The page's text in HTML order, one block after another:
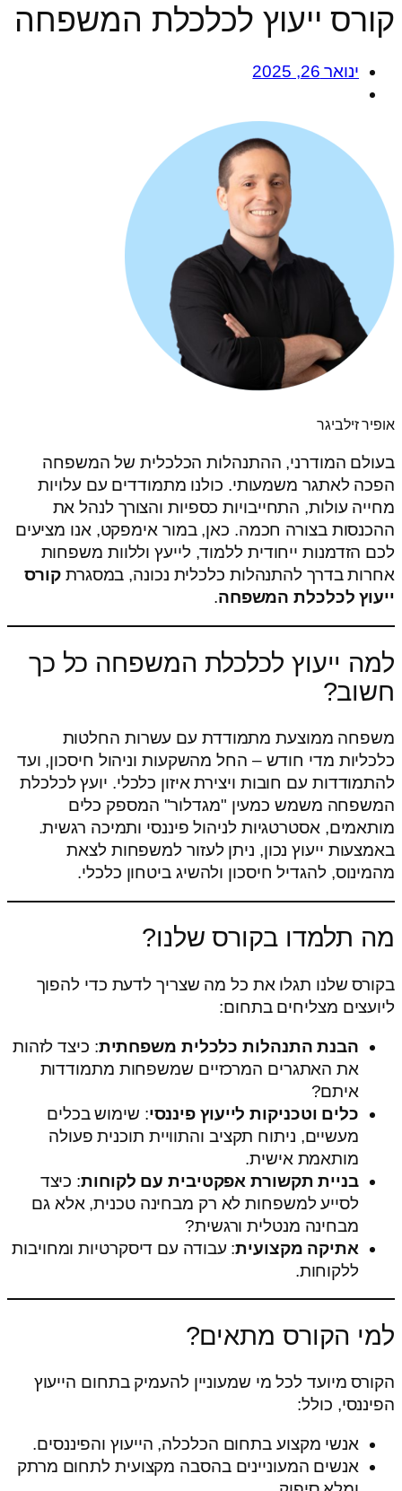
קורס ייעוץ לכלכלת המשפחה
ינואר 26, 2025
אופיר זילביגר
בעולם המודרני, ההתנהלות הכלכלית של המשפחה
הפכה לאתגר משמעותי. כולנו מתמודדים עם עלויות
מחייה עולות, התחייבויות כספיות והצורך לנהל את
ההכנסות בצורה חכמה. כאן, במור אימפקט, אנו מציעים
לכם הזדמנות ייחודית ללמוד, לייעץ וללוות משפחות
אחרות בדרך להתנהלות כלכלית נכונה, במסגרת קורס
ייעוץ לכלכלת המשפחה.
למה ייעוץ לכלכלת המשפחה כל כך
חשוב?
משפחה ממוצעת מתמודדת עם עשרות החלטות
כלכליות מדי חודש – החל מהשקעות וניהול חיסכון, ועד
להתמודדות עם חובות ויצירת איזון כלכלי. יועץ לכלכלת
המשפחה משמש כמעין "מגדלור" המספק כלים
מותאמים, אסטרטגיות לניהול פיננסי ותמיכה רגשית.
באמצעות ייעוץ נכון, ניתן לעזור למשפחות לצאת
מהמינוס, להגדיל חיסכון ולהשיג ביטחון כלכלי.
מה תלמדו בקורס שלנו?
בקורס שלנו תגלו את כל מה שצריך לדעת כדי להפוך
ליועצים מצליחים בתחום:
הבנת התנהלות כלכלית משפחתית: כיצד לזהות
את האתגרים המרכזיים שמשפחות מתמודדות
איתם?
כלים וטכניקות לייעוץ פיננסי: שימוש בכלים
מעשיים, ניתוח תקציב והתוויית תוכנית פעולה
מותאמת אישית.
בניית תקשורת אפקטיבית עם לקוחות: כיצד
לסייע למשפחות לא רק מבחינה טכנית, אלא גם
מבחינה מנטלית ורגשית?
אתיקה מקצועית: עבודה עם דיסקרטיות ומחויבות
ללקוחות.
למי הקורס מתאים?
הקורס מיועד לכל מי שמעוניין להעמיק בתחום הייעוץ
הפיננסי, כולל:
אנשי מקצוע בתחום הכלכלה, הייעוץ והפיננסים.
אנשים המעוניינים בהסבה מקצועית לתחום מרתק